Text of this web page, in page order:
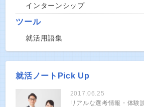
インターンシップ
ツール
就活用語集
就活ノートPick Up
2017.06.25
リアルな選考情報・体験